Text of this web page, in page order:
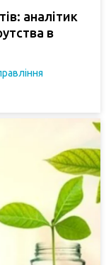
аналітик
в